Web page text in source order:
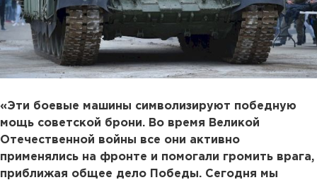
«Эти боевые машины символизируют победную
мощь советской брони. Во время Великой
Отечественной войны все они активно
применялись на фронте и помогали громить врага,
приближая общее дело Победы. Сегодня мы